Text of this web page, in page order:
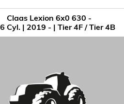
Claas Lexion 6x0 630 -
Cyl. | 2019 - | Tier 4F / Tier 4B